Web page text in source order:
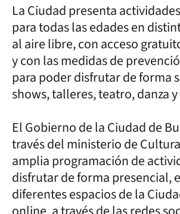
La Ciudad presenta
para todas las edades en
al aire libre, con acceso
y con las medidas de
para poder disfrutar de forma
shows, talleres, teatro, danza
El Gobierno de la Ciudad de
través del ministerio de
amplia programación de
disfrutar de forma presencial,
diferentes espacios de la